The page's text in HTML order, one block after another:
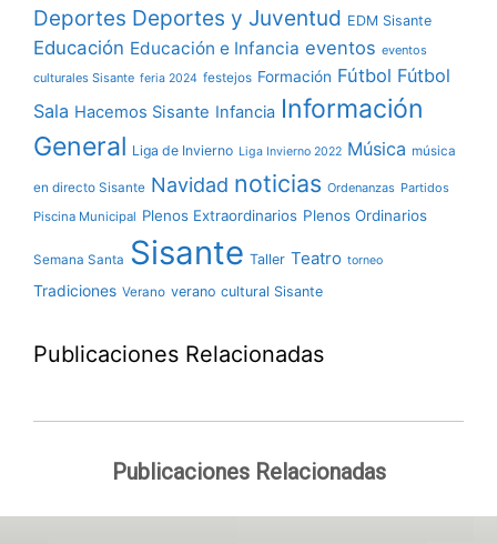
Deportes Deportes y Juventud EDM Sisante
Educación Educación e Infancia eventos eventos
culturales Sisante feria 2024 festejos Formación Fútbol Fútbol
Sala Hacemos Sisante Infancia Información
General Liga de Invierno Liga Invierno 2022 Música música
en directo Sisante Navidad noticias Ordenanzas Partidos
Piscina Municipal Plenos Extraordinarios Plenos Ordinarios
Semana Santa Sisante Taller Teatro torneo
Tradiciones Verano verano cultural Sisante
Publicaciones Relacionadas
Publicaciones Relacionadas